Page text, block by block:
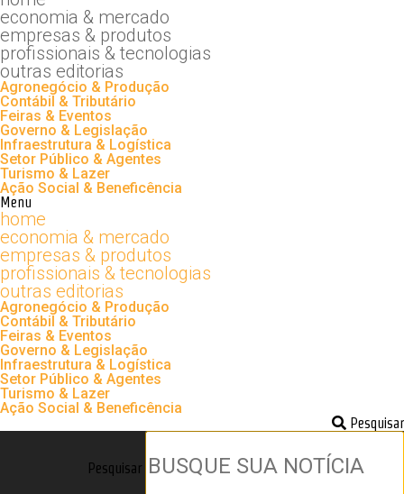
economia & mercado
empresas & produtos
profissionais & tecnologias
outras editorias
Agronegócio & Produção
Contábil & Tributário
Feiras & Eventos
Governo & Legislação
Infraestrutura & Logística
Setor Público & Agentes
Turismo & Lazer
Ação Social & Beneficência
Menu
home
economia & mercado
empresas & produtos
profissionais & tecnologias
outras editorias
Agronegócio & Produção
Contábil & Tributário
Feiras & Eventos
Governo & Legislação
Infraestrutura & Logística
Setor Público & Agentes
Turismo & Lazer
Ação Social & Beneficência
Pesquisar
Pesquisar